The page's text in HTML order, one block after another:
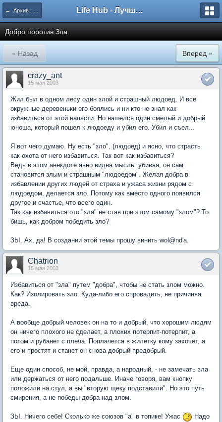
← Архив : Кольцо Времени Life Hub - Лучшие компьютерные игры мира
Добро поротив Зла.
« Назад Вперед »
crazy_ant
15 мая 2003
Жил был в одном лесу один злой и страшный людоед. И все
окружные деревеньки его боялись и ни кто не знал как
избавиться от этой напасти. Но нашелся один смелый и добрый
юноша, который пошел к людоеду и убил его. Убил и съел...
Я вот чего думаю. Ну есть "зло", (людоед) и ясно, что страсть
как охота от него избавиться. Так вот как избавиться?
Ведь в этом анекдоте явно видна мысль: убивая, он сам
становится злым и страшным "людоедом". Желая добра в
избавлении других людей от страха и ужаса жизни рядом с
людоедом, делается зло. Потому как вместо одного появился
другое и счастье, что всего один.
Так как избавиться ото "зла" не став при этом самому "злом"? То
бишь, как добром победить зло?
ЗЫ. Ах, да! В создании этой темы прошу винить wol@nd'a.
Chatrion
15 мая 2003
Избавиться от "зла" путем "добра", чтобы не стать злом можно.
Как? Изолировать зло. Куда-либо его спровадить, не причиняя
вреда.
А вообще добрый человек он на то и добрый, что хорошим людям
он ничего плохого не сделает, а плохих потерпит-потерпит, а
потом и рубанет с плеча. Поплачется в жилетку кому захочет, а
его и простят и станет он снова добрый-предобрый.
Еще один способ, не мой, правда, а народный, - не замечать зла
или держаться от него подальше. Иначе говоря, вам кнопку
положили на стул, а вы "вторую щеку подставили". Но это путь
смирения, а не победы добра над злом.
ЗЫ. Ничего себе! Сколько же союзов "а" в топике! Ужас
Надо